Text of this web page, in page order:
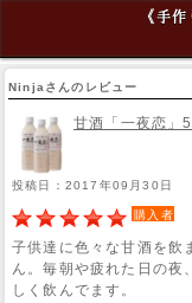
《手
Ninjaさんのレビュー
甘酒「一夜恋」
投稿日：2017年09月30日
購入者
子供達に色々な甘酒を飲
ん。毎朝や疲れた日の夜
しく飲んでます。